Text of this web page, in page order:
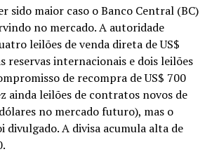
sido maior caso o Banco Central (BC)
no mercado. A autoridade
leilões de venda direta de US$
reservas internacionais e dois leilões
de recompra de US$ 700
ainda leilões de contratos novos de
no mercado futuro), mas o
divulgado. A divisa acumula alta de